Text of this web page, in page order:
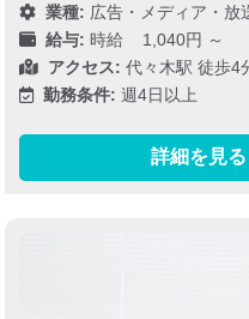
業種: 広告・メディア・放
給与: 時給 1,040円 ～
アクセス: 代々木駅 徒歩4
勤務条件: 週4日以上
詳細を見る